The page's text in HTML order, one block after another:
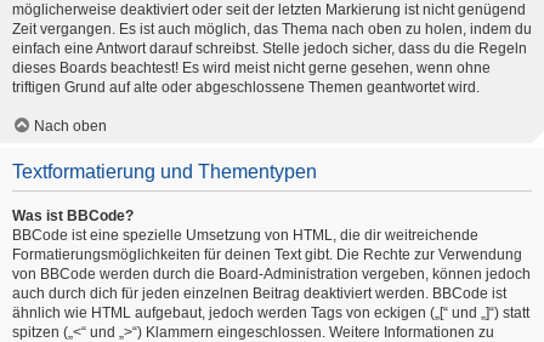
möglicherweise deaktiviert oder seit der letzten Markierung ist nicht genügend
Zeit vergangen. Es ist auch möglich, das Thema nach oben zu holen, indem du
einfach eine Antwort darauf schreibst. Stelle jedoch sicher, dass du die Regeln
dieses Boards beachtest! Es wird meist nicht gerne gesehen, wenn ohne
triftigen Grund auf alte oder abgeschlossene Themen geantwortet wird.
Nach oben
Textformatierung und Thementypen
Was ist BBCode?
BBCode ist eine spezielle Umsetzung von HTML, die dir weitreichende
Formatierungsmöglichkeiten für deinen Text gibt. Die Rechte zur Verwendung
von BBCode werden durch die Board-Administration vergeben, können jedoch
auch durch dich für jeden einzelnen Beitrag deaktiviert werden. BBCode ist
ähnlich wie HTML aufgebaut, jedoch werden Tags von eckigen („[“ und „]“) statt
spitzen („<“ und „>“) Klammern eingeschlossen. Weitere Informationen zu